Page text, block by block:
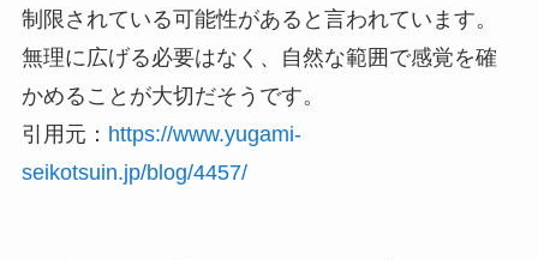
制限されている可能性があると言われています。
無理に広げる必要はなく、自然な範囲で感覚を確
かめることが大切だそうです。
引用元： https://www.yugami-
seikotsuin.jp/blog/4457/